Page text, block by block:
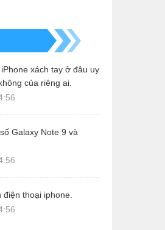
xách tay ở đâu uy
của riêng ai.
Galaxy Note 9 và
thoại iphone.